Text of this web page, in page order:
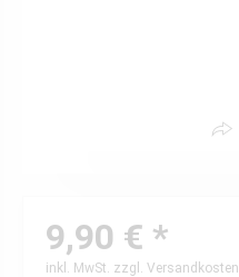
9,90 € *
inkl. MwSt. zzgl. Versandkosten